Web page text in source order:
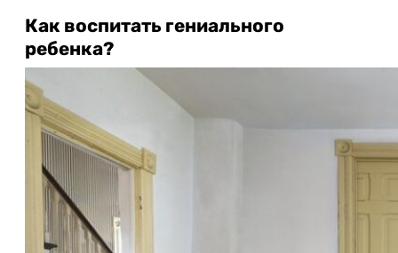
Как воспитать гениального
ребенка?